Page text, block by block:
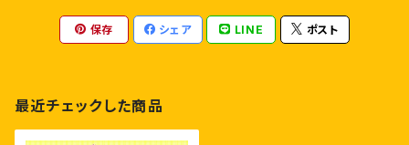
保存 シェア LINE ポスト
最近チェックした商品